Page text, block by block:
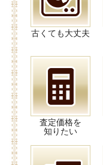
古くても大丈夫
査定価格を
知りたい